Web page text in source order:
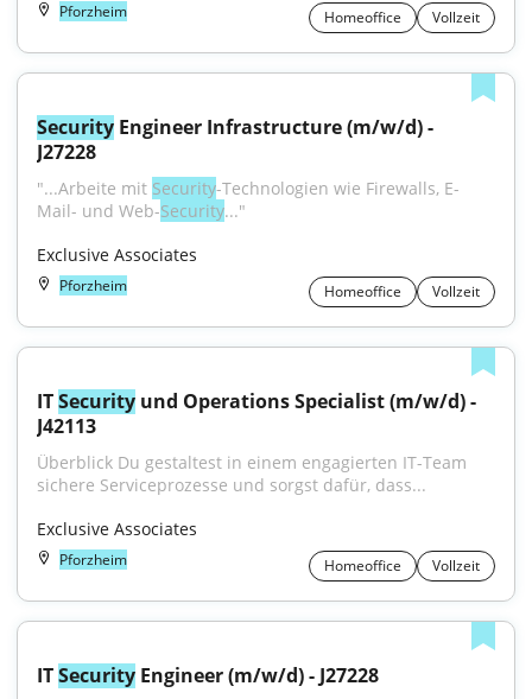
Pforzheim Homeoffice Vollzeit
Security Engineer Infrastructure (m/w/d) -
J27228
"...Arbeite mit Security-Technologien wie Firewalls, E-
Mail- und Web-Security..."
Exclusive Associates
Pforzheim Homeoffice Vollzeit
IT Security und Operations Specialist (m/w/d) -
J42113
Überblick Du gestaltest in einem engagierten IT-Team
sichere Serviceprozesse und sorgst dafür, dass...
Exclusive Associates
Pforzheim Homeoffice Vollzeit
IT Security Engineer (m/w/d) - J27228